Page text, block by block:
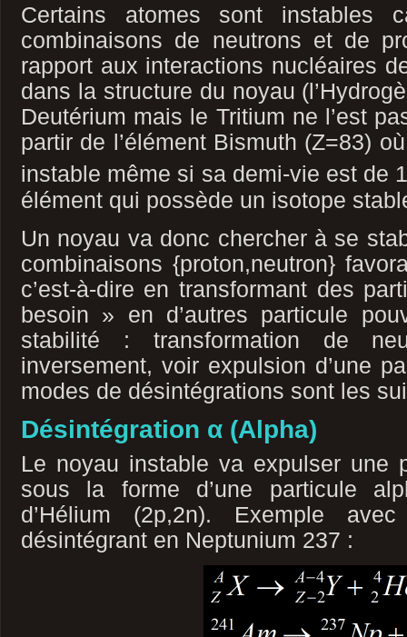
Certains atomes sont instables
combinaisons de neutrons et de
rapport aux interactions nucléaires
dans la structure du noyau
Deutérium mais le Tritium ne l’est
partir de l’élément Bismuth (Z=83)
instable même si sa demi-vie est de
élément qui possède un isotope
Un noyau va donc chercher à se
combinaisons {proton,neutron}
c’est-à-dire en transformant des
besoin » en d’autres particule
stabilité : transformation de
inversement, voir expulsion d’une
modes de désintégrations sont les
Désintégration α (Alpha)
Le noyau instable va expulser une
sous la forme d’une particule
d’Hélium (2p,2n). Exemple
désintégrant en Neptunium 237 :